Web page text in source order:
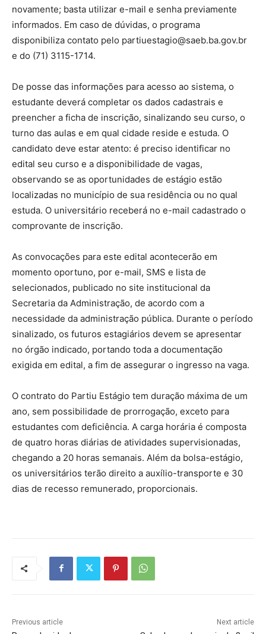
novamente; basta utilizar e-mail e senha previamente
informados. Em caso de dúvidas, o programa
disponibiliza contato pelo partiuestagio@saeb.ba.gov.br
e do (71) 3115-1714.
De posse das informações para acesso ao sistema, o
estudante deverá completar os dados cadastrais e
preencher a ficha de inscrição, sinalizando seu curso, o
turno das aulas e em qual cidade reside e estuda. O
candidato deve estar atento: é preciso identificar no
edital seu curso e a disponibilidade de vagas,
observando se as oportunidades de estágio estão
localizadas no município de sua residência ou no qual
estuda. O universitário receberá no e-mail cadastrado o
comprovante de inscrição.
As convocações para este edital acontecerão em
momento oportuno, por e-mail, SMS e lista de
selecionados, publicado no site institucional da
Secretaria da Administração, de acordo com a
necessidade da administração pública. Durante o período
sinalizado, os futuros estagiários devem se apresentar
no órgão indicado, portando toda a documentação
exigida em edital, a fim de assegurar o ingresso na vaga.
O contrato do Partiu Estágio tem duração máxima de um
ano, sem possibilidade de prorrogação, exceto para
estudantes com deficiência. A carga horária é composta
de quatro horas diárias de atividades supervisionadas,
chegando a 20 horas semanais. Além da bolsa-estágio,
os universitários terão direito a auxílio-transporte e 30
dias de recesso remunerado, proporcionais.
Previous article Next article